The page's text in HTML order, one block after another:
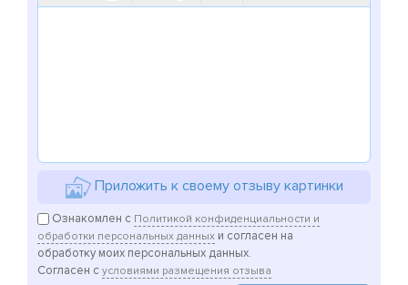
Приложить к своему отзыву картинки
Ознакомлен с Политикой конфиденциальности и
обработки персональных данных и согласен на
обработку моих персональных данных.
Согласен с условиями размещения отзыва